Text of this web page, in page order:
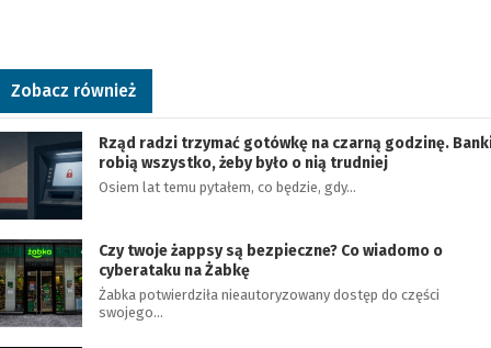
Zobacz również
Rząd radzi trzymać gotówkę na czarną godzinę.
robią wszystko, żeby było o nią trudniej
Osiem lat temu pytałem, co będzie, gdy…
Czy twoje żappsy są bezpieczne? Co wiadomo o
cyberataku na Żabkę
Żabka potwierdziła nieautoryzowany dostęp do części
swojego…